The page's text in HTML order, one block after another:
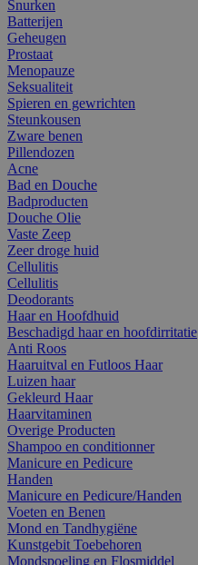
Snurken
Batterijen
Geheugen
Prostaat
Menopauze
Seksualiteit
Spieren en gewrichten
Steunkousen
Zware benen
Pillendozen
Acne
Bad en Douche
Badproducten
Douche Olie
Vaste Zeep
Zeer droge huid
Cellulitis
Cellulitis
Deodorants
Haar en Hoofdhuid
Beschadigd haar en hoofdirritatie
Anti Roos
Haaruitval en Futloos Haar
Luizen haar
Gekleurd Haar
Haarvitaminen
Overige Producten
Shampoo en conditionner
Manicure en Pedicure
Handen
Manicure en Pedicure/Handen
Voeten en Benen
Mond en Tandhygiëne
Kunstgebit Toebehoren
Mondspoeling en Flosmiddel